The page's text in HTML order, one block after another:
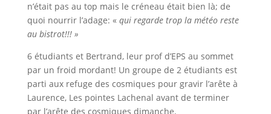
n’était pas au top mais le créneau était bien là; de
quoi nourrir l’adage: « qui regarde trop la météo reste
au bistrot!!! »
6 étudiants et Bertrand, leur prof d’EPS au sommet
par un froid mordant! Un groupe de 2 étudiants est
parti aux refuge des cosmiques pour gravir l’arête à
Laurence, Les pointes Lachenal avant de terminer
par l’arête des cosmiques dimanche.